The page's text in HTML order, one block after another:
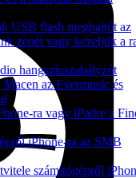
USB flash meghajtót az
zenét vagy kezeljük a
hangszínszabályzót
az Evermusic és
ra vagy iPadre a
iPhone-ra az SMB
számítógépről